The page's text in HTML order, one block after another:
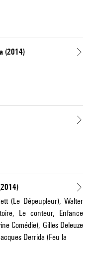
(2014)
(Le Dépeupleur), Walter
Le conteur, Enfance
Comédie), Gilles Deleuze
Derrida (Feu la